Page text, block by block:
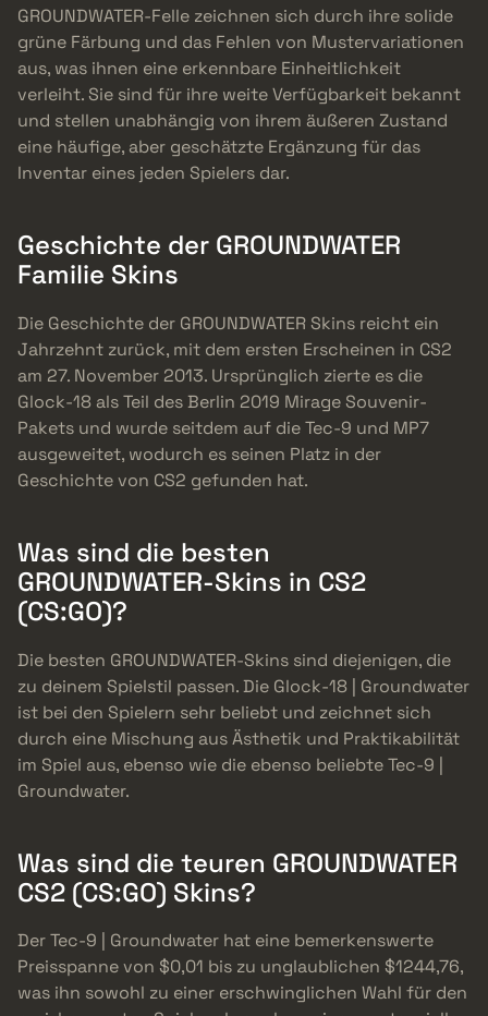
GROUNDWATER-Felle zeichnen sich durch ihre solide
grüne Färbung und das Fehlen von Mustervariationen
aus, was ihnen eine erkennbare Einheitlichkeit
verleiht. Sie sind für ihre weite Verfügbarkeit bekannt
und stellen unabhängig von ihrem äußeren Zustand
eine häufige, aber geschätzte Ergänzung für das
Inventar eines jeden Spielers dar.
Geschichte der GROUNDWATER
Familie Skins
Die Geschichte der GROUNDWATER Skins reicht ein
Jahrzehnt zurück, mit dem ersten Erscheinen in CS2
am 27. November 2013. Ursprünglich zierte es die
Glock-18 als Teil des Berlin 2019 Mirage Souvenir-
Pakets und wurde seitdem auf die Tec-9 und MP7
ausgeweitet, wodurch es seinen Platz in der
Geschichte von CS2 gefunden hat.
Was sind die besten
GROUNDWATER-Skins in CS2
(CS:GO)?
Die besten GROUNDWATER-Skins sind diejenigen, die
zu deinem Spielstil passen. Die Glock-18 | Groundwater
ist bei den Spielern sehr beliebt und zeichnet sich
durch eine Mischung aus Ästhetik und Praktikabilität
im Spiel aus, ebenso wie die ebenso beliebte Tec-9 |
Groundwater.
Was sind die teuren GROUNDWATER
CS2 (CS:GO) Skins?
Der Tec-9 | Groundwater hat eine bemerkenswerte
Preisspanne von $0,01 bis zu unglaublichen $1244,76,
was ihn sowohl zu einer erschwinglichen Wahl für den